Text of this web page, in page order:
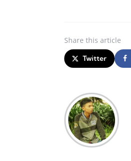
Share this article
Twitter